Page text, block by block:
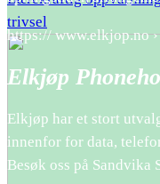
trivsel
https:// www.elkjop.no
Elkjøp
Elkjøp har et stort
innenfor for data,
Besøk oss på Sandvika